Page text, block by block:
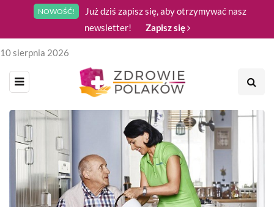
NOWOŚĆ!
Już dziś zapisz się, aby otrzymywać nasz
newsletter!
Zapisz się
10 sierpnia 2026